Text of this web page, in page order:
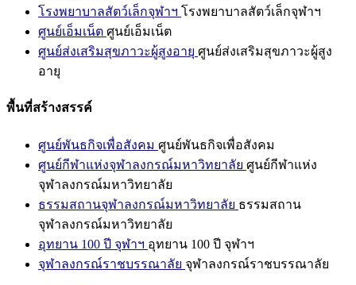
โรงพยาบาลสัตว์เล็กจุฬาฯ โรงพยาบาลสัตว์เล็กจุฬาฯ
ศูนย์เอ็มเน็ต ศูนย์เอ็มเน็ต
ศูนย์ส่งเสริมสุขภาวะผู้สูงอายุ ศูนย์ส่งเสริมสุขภาวะผู้สูง
อายุ
พื้นที่สร้างสรรค์
ศูนย์พันธกิจเพื่อสังคม ศูนย์พันธกิจเพื่อสังคม
ศูนย์กีฬาแห่งจุฬาลงกรณ์มหาวิทยาลัย ศูนย์กีฬาแห่ง
จุฬาลงกรณ์มหาวิทยาลัย
ธรรมสถานจุฬาลงกรณ์มหาวิทยาลัย ธรรมสถาน
จุฬาลงกรณ์มหาวิทยาลัย
อุทยาน 100 ปี จุฬาฯ อุทยาน 100 ปี จุฬาฯ
จุฬาลงกรณ์ราชบรรณาลัย จุฬาลงกรณ์ราชบรรณาลัย